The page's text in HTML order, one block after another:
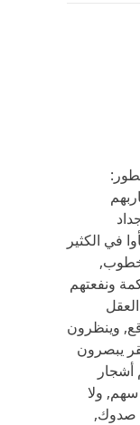
في الكثير
ونفعتهم
وينظرون
يبصرون
سهم, ولا
صدوك,